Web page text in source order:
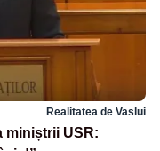
Realitatea de Vaslui
miniștrii USR: